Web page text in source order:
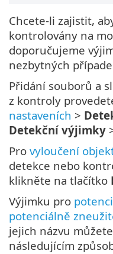
Chcete-li zajistit,
kontrolovány na
doporučujeme
nezbytných
Přidání souborů a
z kontroly
nastaveních >
Detekční výjimky
Pro vyloučení
detekce nebo
klikněte na tlačítko
Výjimku pro
potenciálně
jejich názvu
následujícím